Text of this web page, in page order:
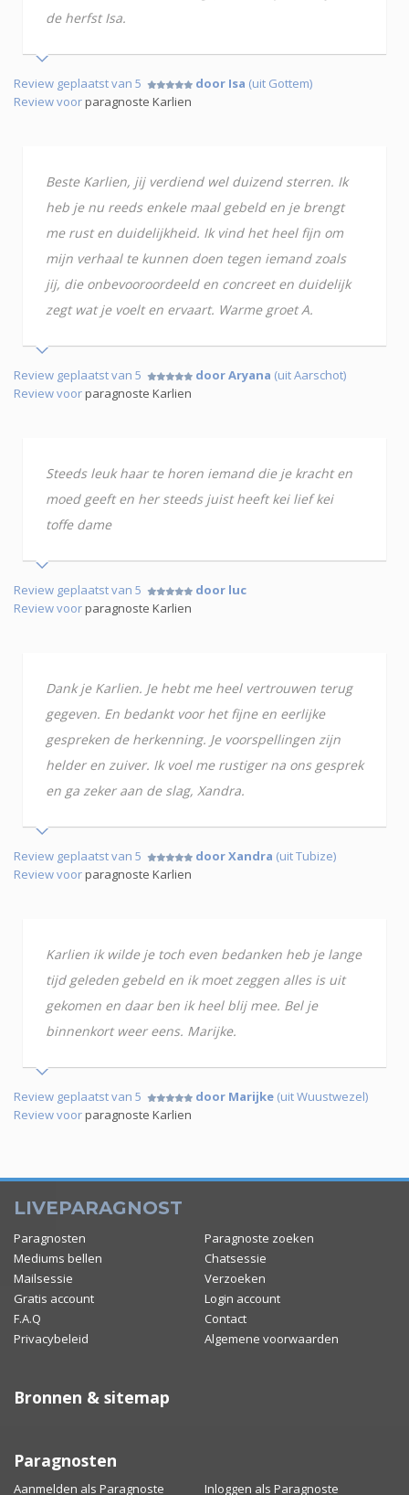
de herfst Isa.
Review geplaatst van 5 door Isa (uit Gottem)
Review voorparagnoste Karlien
Beste Karlien, jij verdiend wel duizend sterren. Ik
heb je nu reeds enkele maal gebeld en je brengt
me rust en duidelijkheid. Ik vind het heel fijn om
mijn verhaal te kunnen doen tegen iemand zoals
jij, die onbevooroordeeld en concreet en duidelijk
zegt wat je voelt en ervaart. Warme groet A.
Review geplaatst van 5 door Aryana (uit Aarschot)
Review voorparagnoste Karlien
Steeds leuk haar te horen iemand die je kracht en
moed geeft en her steeds juist heeft kei lief kei
toffe dame
Review geplaatst van 5
door luc
Review voorparagnoste Karlien
Dank je Karlien. Je hebt me heel vertrouwen terug
gegeven. En bedankt voor het fijne en eerlijke
gespreken de herkenning. Je voorspellingen zijn
helder en zuiver. Ik voel me rustiger na ons gesprek
en ga zeker aan de slag, Xandra.
Review geplaatst van 5 door Xandra (uit Tubize)
Review voorparagnoste Karlien
Karlien ik wilde je toch even bedanken heb je lange
tijd geleden gebeld en ik moet zeggen alles is uit
gekomen en daar ben ik heel blij mee. Bel je
binnenkort weer eens. Marijke.
Review geplaatst van 5 door Marijke (uit Wuustwezel)
Review voorparagnoste Karlien
LIVEPARAGNOST
Paragnosten
Paragnoste zoeken
Mediums bellen
Chatsessie
Mailsessie
Verzoeken
Gratis account
Login account
F.A.Q
Contact
Privacybeleid
Algemene voorwaarden
Bronnen & sitemap
Paragnosten
Aanmelden als Paragnoste Inloggen als Paragnoste